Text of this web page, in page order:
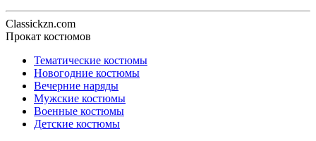
Classickzn.com
Прокат костюмов
Тематические костюмы
Новогодние костюмы
Вечерние наряды
Мужские костюмы
Военные костюмы
Детские костюмы